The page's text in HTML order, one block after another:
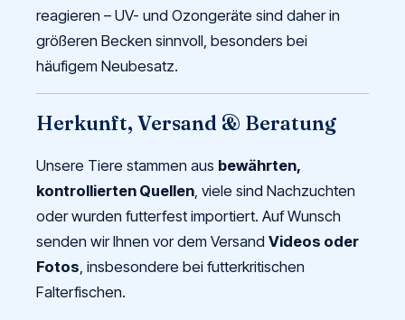
reagieren – UV- und Ozongeräte sind daher in
größeren Becken sinnvoll, besonders bei
häufigem Neubesatz.
Herkunft, Versand & Beratung
Unsere Tiere stammen aus bewährten,
kontrollierten Quellen, viele sind Nachzuchten
oder wurden futterfest importiert. Auf Wunsch
senden wir Ihnen vor dem Versand Videos oder
Fotos, insbesondere bei futterkritischen
Falterfischen.